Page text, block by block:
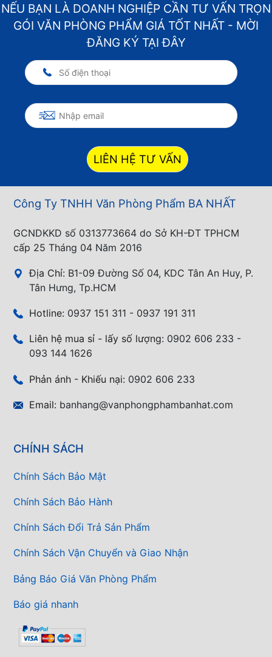
NẾU BẠN LÀ DOANH NGHIỆP CẦN TƯ VẤN TRỌN
GÓI VĂN PHÒNG PHẨM GIÁ TỐT NHẤT - MỜI
ĐĂNG KÝ TẠI ĐÂY
LIÊN HỆ TƯ VẤN
Công Ty TNHH Văn Phòng Phẩm BA NHẤT
GCNDKKD số 0313773664 do Sở KH-ĐT TPHCM
cấp 25 Tháng 04 Năm 2016
Địa Chỉ: B1-09 Đường Số 04, KDC Tân An Huy, P.
Tân Hưng, Tp.HCM
Hotline: 0937 151 311 - 0937 191 311
Liên hệ mua sỉ - lấy số lượng: 0902 606 233 -
093 144 1626
Phản ánh - Khiếu nại: 0902 606 233
Email: banhang@vanphongphambanhat.com
CHÍNH SÁCH
Chính Sách Bảo Mật
Chính Sách Bảo Hành
Chính Sách Đổi Trả Sản Phẩm
Chính Sách Vận Chuyển và Giao Nhận
Bảng Báo Giá Văn Phòng Phẩm
Báo giá nhanh